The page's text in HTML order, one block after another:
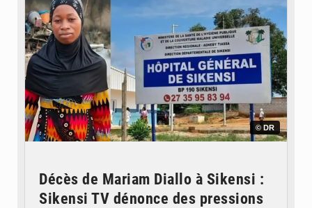
© DR
Décès de Mariam Diallo à Sikensi :
Sikensi TV dénonce des pressions